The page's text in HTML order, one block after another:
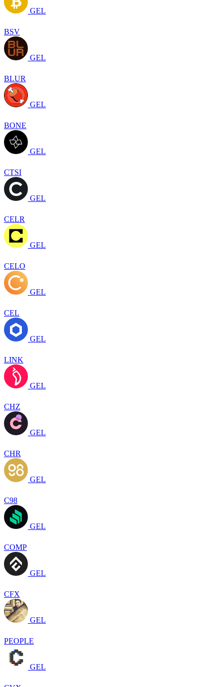
GEL
BSV
GEL
BLUR
GEL
BONE
GEL
CTSI
GEL
CELR
GEL
CELO
GEL
CEL
GEL
LINK
GEL
CHZ
GEL
CHR
GEL
C98
GEL
COMP
GEL
CFX
GEL
PEOPLE
GEL